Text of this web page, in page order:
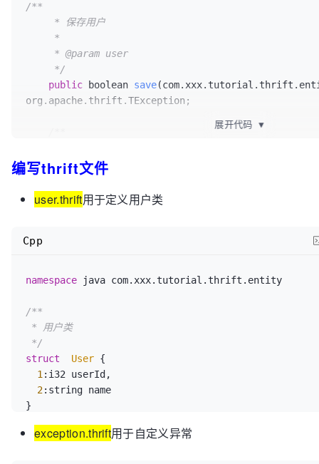
/**
     */
public boolean save
org.apache.thrift.TException ;
     *
     * @param name
     */
public
     */
org.apache.thrift.TException
展开代码 ▼
编写thrift文件
user.thrift用于定义用户类
namespace java com.xxx.tutorial.thrift.entity
/**
*/
struct
User {
1 :i32 userId,
2:string name
}
Cpp
exception.thrift用于自定义异常